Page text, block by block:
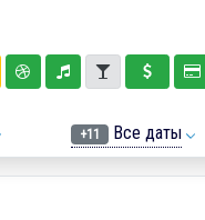
+11 Все даты